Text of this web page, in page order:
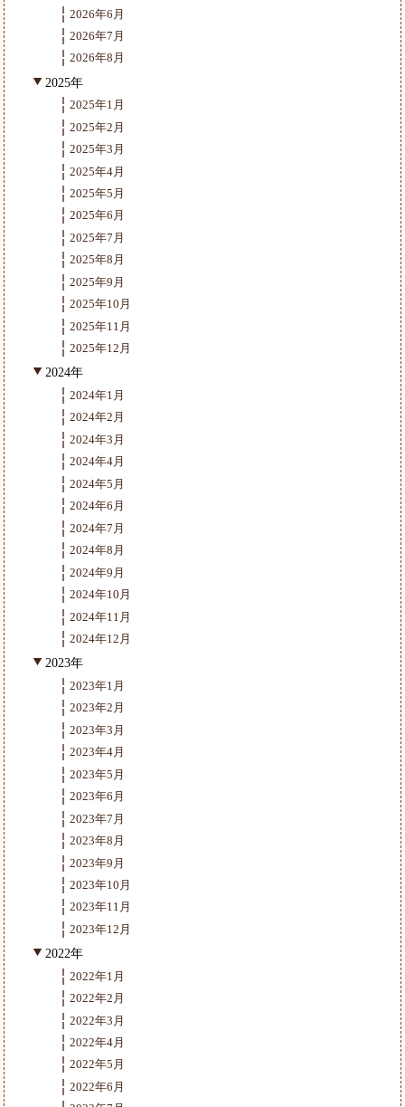
2026年6月
2026年7月
2026年8月
2025年
2025年1月
2025年2月
2025年3月
2025年4月
2025年5月
2025年6月
2025年7月
2025年8月
2025年9月
2025年10月
2025年11月
2025年12月
2024年
2024年1月
2024年2月
2024年3月
2024年4月
2024年5月
2024年6月
2024年7月
2024年8月
2024年9月
2024年10月
2024年11月
2024年12月
2023年
2023年1月
2023年2月
2023年3月
2023年4月
2023年5月
2023年6月
2023年7月
2023年8月
2023年9月
2023年10月
2023年11月
2023年12月
2022年
2022年1月
2022年2月
2022年3月
2022年4月
2022年5月
2022年6月